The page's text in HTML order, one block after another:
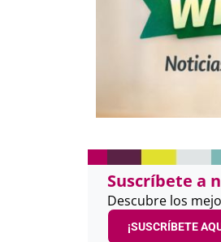
Suscríbete a
Descubre los
¡SUSCRÍBETE